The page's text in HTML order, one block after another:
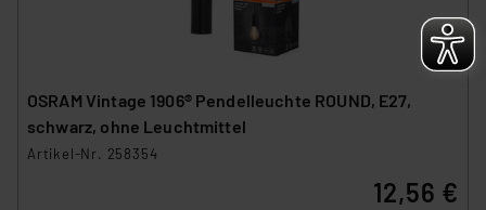
OSRAM Vintage 1906® Pendelleuchte ROUND, E27,
schwarz, ohne Leuchtmittel
Artikel-Nr. 258354
12,56 €